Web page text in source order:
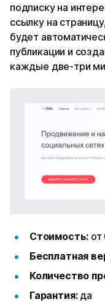
подписку на
ссылку на
будет
публикации и
каждые две-три
Стоимость: от
Бесплатная
Количество
Гарантия: да